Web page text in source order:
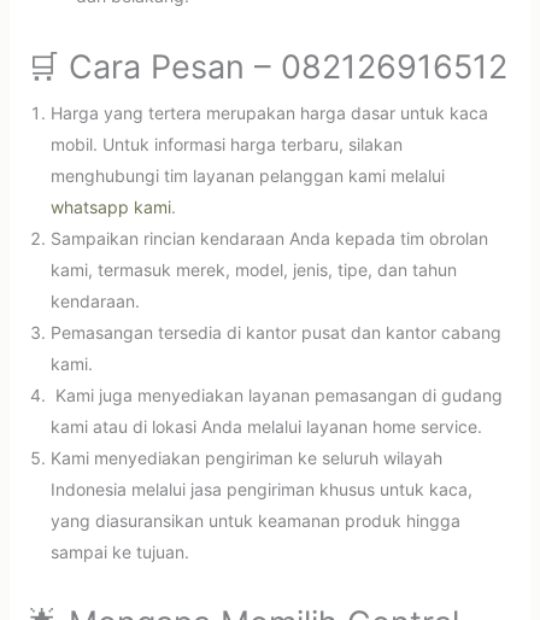
🛒 Cara Pesan – 082126916512
Harga yang tertera merupakan harga dasar untuk kaca
mobil. Untuk informasi harga terbaru, silakan
menghubungi tim layanan pelanggan kami melalui
whatsapp kami.
Sampaikan rincian kendaraan Anda kepada tim obrolan
kami, termasuk merek, model, jenis, tipe, dan tahun
kendaraan.
Pemasangan tersedia di kantor pusat dan kantor cabang
kami.
Kami juga menyediakan layanan pemasangan di gudang
kami atau di lokasi Anda melalui layanan home service.
Kami menyediakan pengiriman ke seluruh wilayah
Indonesia melalui jasa pengiriman khusus untuk kaca,
yang diasuransikan untuk keamanan produk hingga
sampai ke tujuan.